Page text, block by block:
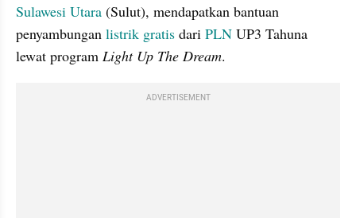
Sulawesi Utara (Sulut), mendapatkan bantuan
penyambungan listrik gratis dari PLN UP3 Tahuna
lewat program Light Up The Dream.
ADVERTISEMENT